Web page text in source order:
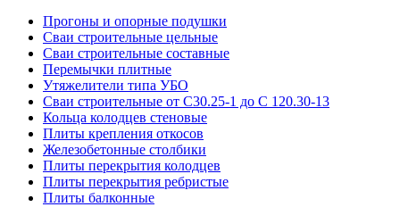
Прогоны и опорные подушки
Сваи строительные цельные
Сваи строительные составные
Перемычки плитные
Утяжелители типа УБО
Сваи строительные от С30.25-1 до С 120.30-13
Кольца колодцев стеновые
Плиты крепления откосов
Железобетонные столбики
Плиты перекрытия колодцев
Плиты перекрытия ребристые
Плиты балконные